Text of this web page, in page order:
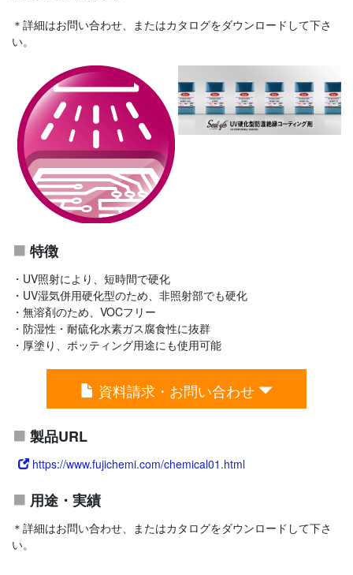
＊詳細はお問い合わせ、またはカタログをダウンロードして下さ
い。
特徴
・UV照射により、短時間で硬化
・UV湿気併用硬化型のため、非照射部でも硬化
・無溶剤のため、VOCフリー
・防湿性・耐硫化水素ガス腐食性に抜群
・厚塗り、ポッティング用途にも使用可能
資料請求・お問い合わせ
製品URL
https://www.fujichemi.com/chemical01.html
用途・実績
＊詳細はお問い合わせ、またはカタログをダウンロードして下さ
い。